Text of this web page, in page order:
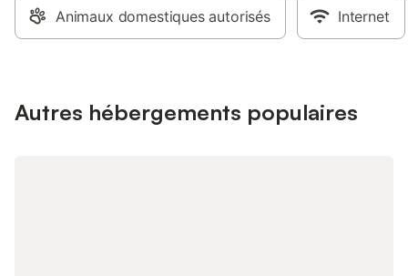
Animaux domestiques autorisés Internet
Autres hébergements populaires